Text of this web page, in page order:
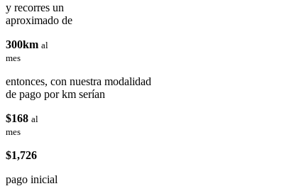
y recorres un
aproximado de
300km al
mes
entonces, con nuestra modalidad
de pago por km serían
$168 al
mes
$1,726
pago inicial